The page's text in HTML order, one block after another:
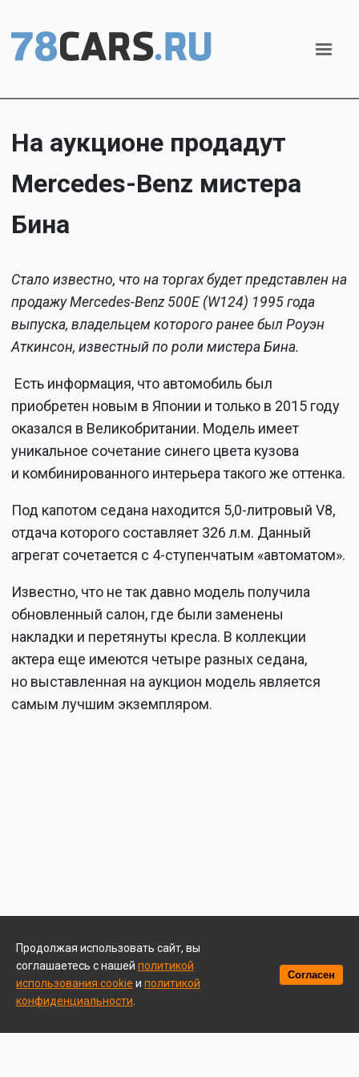
На аукционе продадут
Mercedes-Benz мистера
Бина
Стало известно, что на торгах будет представлен на
продажу Mercedes-Benz 500E (W124) 1995 года
выпуска, владельцем которого ранее был Роуэн
Аткинсон, известный по роли мистера Бина.
Есть информация, что автомобиль был
приобретен новым в Японии и только в 2015 году
оказался в Великобритании. Модель имеет
уникальное сочетание синего цвета кузова
и комбинированного интерьера такого же оттенка.
Под капотом седана находится 5,0-литровый V8,
отдача которого составляет 326 л.м. Данный
агрегат сочетается с 4-ступенчатым «автоматом».
Известно, что не так давно модель получила
обновленный салон, где были заменены
накладки и перетянуты кресла. В коллекции
актера еще имеются четыре разных седана,
но выставленная на аукцион модель является
самым лучшим экземпляром.
Продолжая использовать сайт, вы
соглашаетесь с нашей политикой
использования cookie и политикой
конфиденциальности
Согласен